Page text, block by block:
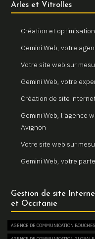
Arles et Vitrolles
Création et
Gemini Web, votre
Votre site web sur
Gemini Web, votre
Création de site
Gemini Web, l’agence
Avignon
Votre site web sur
Gemini Web, votre
Votre agence web
Création et refonte de
Gemini Web, votre
Gestion de site
et Occitanie
AGENCE DE COMMUNICATION